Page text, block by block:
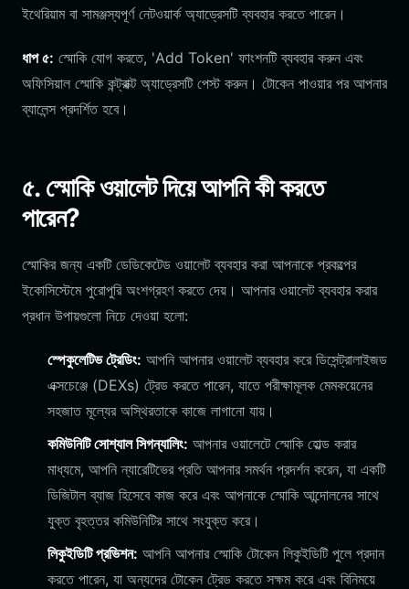
ইথেরিয়াম বা সামঞ্জস্যপূর্ণ নেটওয়ার্ক অ্যাড্রেসটি ব্যবহার করতে পারেন।
ধাপ ৫: স্মোকি যোগ করতে, 'Add Token' ফাংশনটি ব্যবহার করুন এবং
অফিসিয়াল স্মোকি কন্ট্রাক্ট অ্যাড্রেসটি পেস্ট করুন। টোকেন পাওয়ার পর আপনার
ব্যালেন্স প্রদর্শিত হবে।
৫. স্মোকি ওয়ালেট দিয়ে আপনি কী করতে
পারেন?
স্মোকির জন্য একটি ডেডিকেটেড ওয়ালেট ব্যবহার করা আপনাকে প্রকল্পের
ইকোসিস্টেমে পুরোপুরি অংশগ্রহণ করতে দেয়। আপনার ওয়ালেট ব্যবহার করার
প্রধান উপায়গুলো নিচে দেওয়া হলো:
স্পেকুলেটিভ ট্রেডিং: আপনি আপনার ওয়ালেট ব্যবহার করে ডিসেন্ট্রালাইজড
এক্সচেঞ্জে (DEXs) ট্রেড করতে পারেন, যাতে পরীক্ষামূলক মেমকয়েনের
সহজাত মূল্যের অস্থিরতাকে কাজে লাগানো যায়।
কমিউনিটি সোশ্যাল সিগন্যালিং: আপনার ওয়ালেটে স্মোকি হোল্ড করার
মাধ্যমে, আপনি ন্যারেটিভের প্রতি আপনার সমর্থন প্রদর্শন করেন, যা একটি
ডিজিটাল ব্যাজ হিসেবে কাজ করে এবং আপনাকে স্মোকি আন্দোলনের সাথে
যুক্ত বৃহত্তর কমিউনিটির সাথে সংযুক্ত করে।
লিকুইডিটি প্রভিশন: আপনি আপনার স্মোকি টোকেন লিকুইডিটি পুলে প্রদান
করতে পারেন, যা অন্যদের টোকেন ট্রেড করতে সক্ষম করে এবং বিনিময়ে